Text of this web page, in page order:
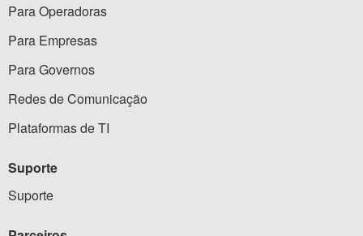
Para Operadoras
Para Empresas
Para Governos
Redes de Comunicação
Plataformas de TI
Suporte
Suporte